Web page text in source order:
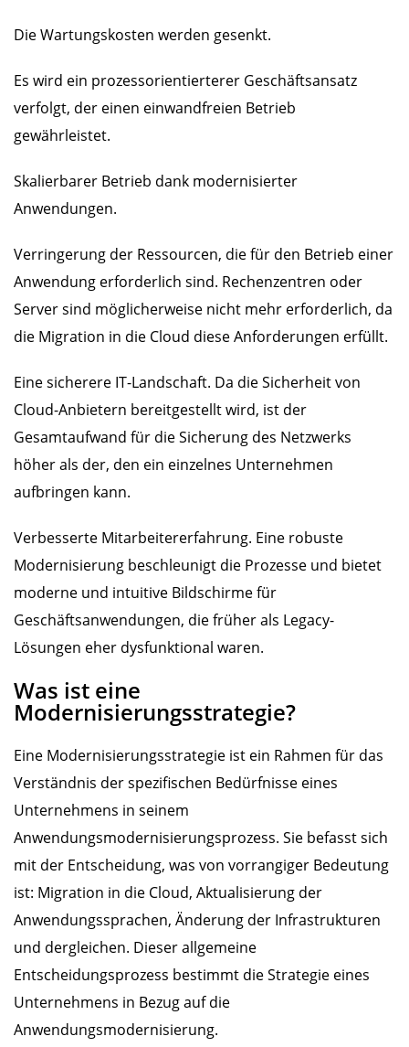
Die Wartungskosten werden gesenkt.
Es wird ein prozessorientierterer Geschäftsansatz
verfolgt, der einen einwandfreien Betrieb
gewährleistet.
Skalierbarer Betrieb dank modernisierter
Anwendungen.
Verringerung der Ressourcen, die für den Betrieb einer
Anwendung erforderlich sind. Rechenzentren oder
Server sind möglicherweise nicht mehr erforderlich, da
die Migration in die Cloud diese Anforderungen erfüllt.
Eine sicherere IT-Landschaft. Da die Sicherheit von
Cloud-Anbietern bereitgestellt wird, ist der
Gesamtaufwand für die Sicherung des Netzwerks
höher als der, den ein einzelnes Unternehmen
aufbringen kann.
Verbesserte Mitarbeitererfahrung. Eine robuste
Modernisierung beschleunigt die Prozesse und bietet
moderne und intuitive Bildschirme für
Geschäftsanwendungen, die früher als Legacy-
Lösungen eher dysfunktional waren.
Was ist eine
Modernisierungsstrategie?
Eine Modernisierungsstrategie ist ein Rahmen für das
Verständnis der spezifischen Bedürfnisse eines
Unternehmens in seinem
Anwendungsmodernisierungsprozess. Sie befasst sich
mit der Entscheidung, was von vorrangiger Bedeutung
ist: Migration in die Cloud, Aktualisierung der
Anwendungssprachen, Änderung der Infrastrukturen
und dergleichen. Dieser allgemeine
Entscheidungsprozess bestimmt die Strategie eines
Unternehmens in Bezug auf die
Anwendungsmodernisierung.